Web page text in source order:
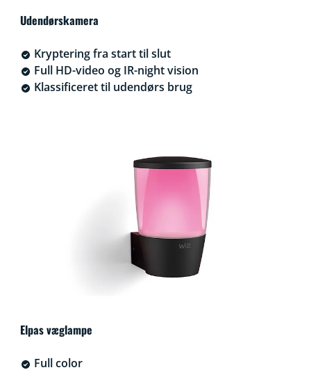
Udendørskamera
Kryptering fra start til slut
Full HD-video og IR-night vision
Klassificeret til udendørs brug
Elpas væglampe
Full color